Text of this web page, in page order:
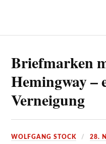
Briefmarken
Hemingway –
Verneigung
WOLFGANG STOCK 28.